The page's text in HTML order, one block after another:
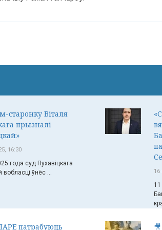
старонку Віталя
прызналі
16:30
года суд Пухавіцкага
вобласці ўнёс ...
16
патрабуюць